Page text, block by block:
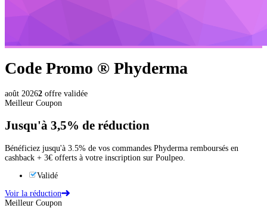
Code Promo ® Phyderma
août 20262 offre validée
Meilleur Coupon
Jusqu'à 3,5% de réduction
Bénéficiez jusqu'à 3.5% de vos commandes Phyderma remboursés en
cashback + 3€ offerts à votre inscription sur Poulpeo.
Validé
Voir la réduction
Meilleur Coupon